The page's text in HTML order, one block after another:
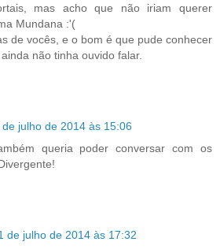
mas acho que não iriam querer
Mundana :'(
de vocês, e o bom é que pude conhecer
não tinha ouvido falar.
de julho de 2014 às 15:06
queria poder conversar com os
de julho de 2014 às 17:32